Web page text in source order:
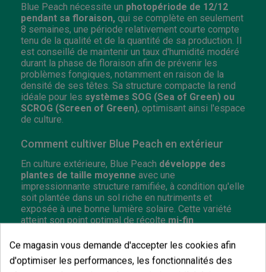
Blue Peach nécessite un photopériode de 12/12
pendant sa floraison, qui se complète en seulement
8 semaines, une période relativement courte compte
tenu de la qualité et de la quantité de sa production. Il
est conseillé de maintenir un taux d'humidité modéré
durant la phase de floraison afin de prévenir les
problèmes fongiques, notamment en raison de la
densité de ses têtes. Sa structure compacte la rend
idéale pour les systèmes SOG (Sea of Green) ou
SCROG (Screen of Green), optimisant ainsi l'espace
de culture.
Comment cultiver Blue Peach en extérieur
En culture extérieure, Blue Peach développe des
plantes de taille moyenne avec une
impressionnante structure ramifiée, à condition qu'elle
soit plantée dans un sol riche en nutriments et
exposée à une bonne lumière solaire. Cette variété
atteint son point optimal de récolte mi-fin
d'achever son cycle avant les premières pluies
automnales.
Ce magasin vous demande d'accepter les cookies afin
d'optimiser les performances, les fonctionnalités des